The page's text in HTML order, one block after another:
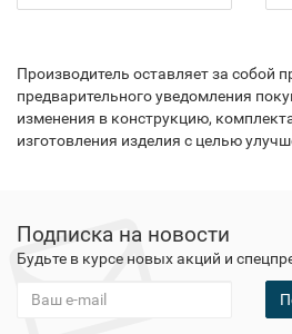
Производитель оставляет за собой
предварительного уведомления
изменения в конструкцию,
изготовления изделия с целью
Подписка на новости
Будьте в курсе новых акций и